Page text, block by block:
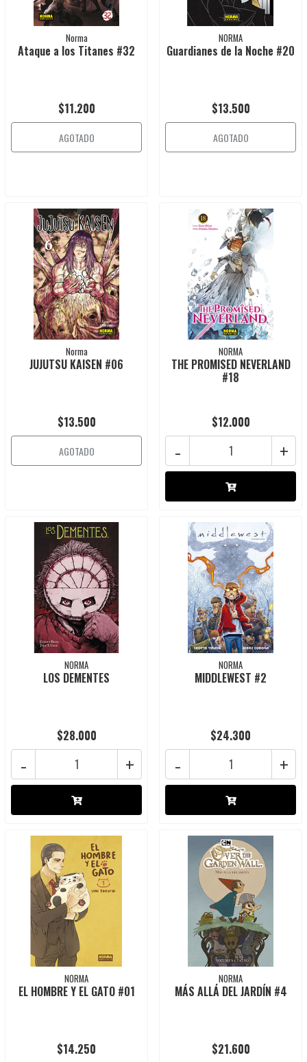
Norma
Ataque a los Titanes #32
$11.200
AGOTADO
NORMA
Guardianes de la Noche #20
$13.500
AGOTADO
Norma
JUJUTSU KAISEN #06
$13.500
AGOTADO
NORMA
THE PROMISED NEVERLAND
#18
$12.000
+
-
NORMA
LOS DEMENTES
$28.000
+
-
NORMA
MIDDLEWEST #2
$24.300
+
-
NORMA
EL HOMBRE Y EL GATO #01
$14.250
NORMA
MÁS ALLÁ DEL JARDÍN #4
$21.600